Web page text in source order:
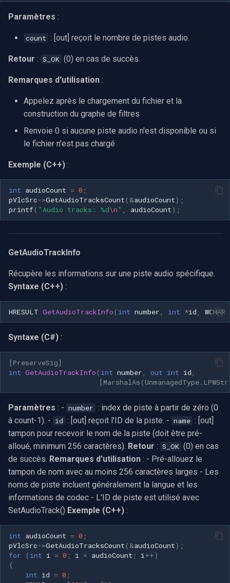
Tiandy
Wisenet
Aqara
Verkada
Arlo
Tenda
Paramètres :
count : [out] reçoit le nombre de pistes audio.
Retour : S_OK (0) en cas de succès.
Remarques d'utilisation :
Appelez après le chargement du fichier et la
construction du graphe de filtres
Renvoie 0 si aucune piste audio n'est disponible ou si
le fichier n'est pas chargé
Exemple (C++) :
int audioCount = 0 ;
pVlcSrc->GetAudioTracksCount ( &audioCount);
printf( "Audio tracks: %d\n" audioCount);
GetAudioTrackInfo
Récupère les informations sur une piste audio spécifique.
Syntaxe (C++) :
HRESULT GetAudioTrackInfo ( int number int *id WCHAR
Syntaxe (C#) :
[PreserveSig]
int GetAudioTrackInfo ( int number out int id
Paramètres : - number : index de piste à partir de zéro (0
à count-1). - id : [out] reçoit l'ID de la piste. - name : [out]
tampon pour recevoir le nom de la piste (doit être pré-
alloué, minimum 256 caractères). Retour : S_OK (0) en cas
de succès. Remarques d'utilisation : - Pré-allouez le
tampon de nom avec au moins 256 caractères larges - Les
noms de piste incluent généralement la langue et les
informations de codec - L'ID de piste est utilisé avec
SetAudioTrack() Exemple (C++) :
int audioCount = 0 ;
pVlcSrc->GetAudioTracksCount ( &audioCount);
for
( int i = 0 ; i < audioCount ; i ++)
{
int id = 0 ;